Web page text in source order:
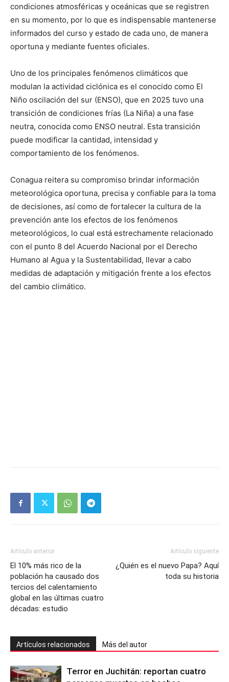
condiciones atmosféricas y oceánicas que se registren
en su momento, por lo que es indispensable mantenerse
informados del curso y estado de cada uno, de manera
oportuna y mediante fuentes oficiales.
Uno de los principales fenómenos climáticos que
modulan la actividad ciclónica es el conocido como El
Niño oscilación del sur (ENSO), que en 2025 tuvo una
transición de condiciones frías (La Niña) a una fase
neutra, conocida como ENSO neutral. Esta transición
puede modificar la cantidad, intensidad y
comportamiento de los fenómenos.
Conagua reitera su compromiso brindar información
meteorológica oportuna, precisa y confiable para la toma
de decisiones, así como de fortalecer la cultura de la
prevención ante los efectos de los fenómenos
meteorológicos, lo cual está estrechamente relacionado
con el punto 8 del Acuerdo Nacional por el Derecho
Humano al Agua y la Sustentabilidad, llevar a cabo
medidas de adaptación y mitigación frente a los efectos
del cambio climático.
Artículo anterior
El 10% más rico de la
población ha causado dos
tercios del calentamiento
global en las últimas cuatro
décadas: estudio
Artículo siguiente
¿Quién es el nuevo Papa? Aquí
toda su historia
Artículos relacionados Más del autor
Terror en Juchitán: reportan cuatro